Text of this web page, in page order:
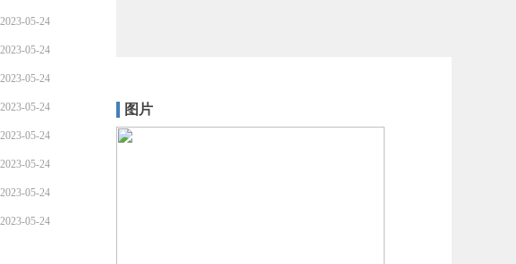
2023-05-24
2023-05-24
2023-05-24
2023-05-24
2023-05-24
2023-05-24
2023-05-24
2023-05-24
图片